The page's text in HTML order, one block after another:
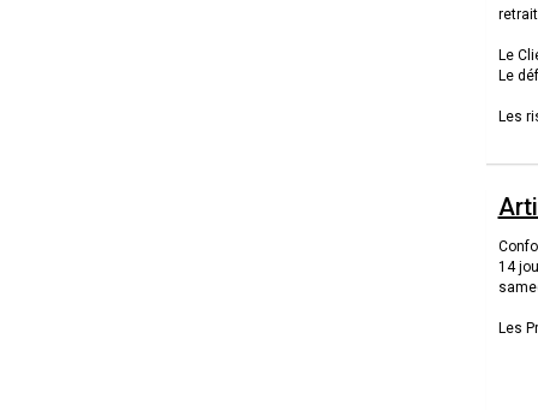
Le
Le
Les
14
Les